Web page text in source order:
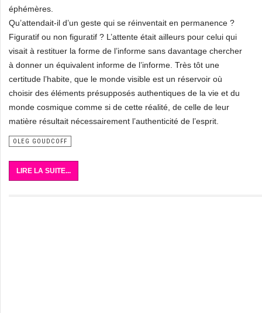
éphémères.
Qu’attendait-il d’un geste qui se réinventait en permanence ?
Figuratif ou non figuratif ? L’attente était ailleurs pour celui qui
visait à restituer la forme de l’informe sans davantage chercher
à donner un équivalent informe de l’informe. Très tôt une
certitude l’habite, que le monde visible est un réservoir où
choisir des éléments présupposés authentiques de la vie et du
monde cosmique comme si de cette réalité, de celle de leur
matière résultait nécessairement l’authenticité de l’esprit.
OLEG GOUDCOFF
LIRE LA SUITE...